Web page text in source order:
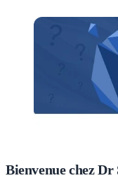
Bienvenue chez Dr